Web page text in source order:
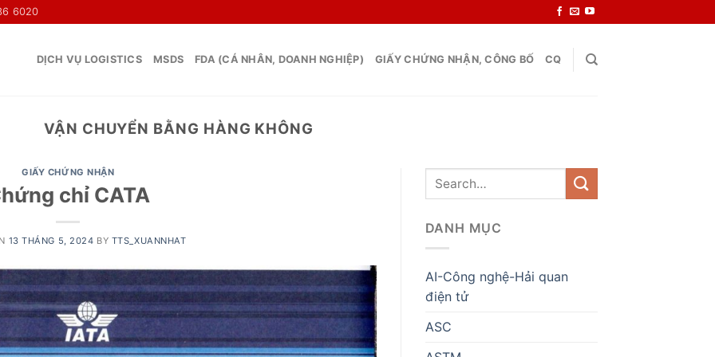
6020
DỊCH VỤ LOGISTICS MSDS FDA (CÁ NHÂN, DOANH NGHIỆP) GIẤY CHỨNG NHẬN, CÔNG BỐ CQ
VẬN CHUYỂN BẰNG HÀNG KHÔNG
GIẤY CHỨNG NHẬN
chỉ CATA
13 THÁNG 5, 2024 BY TTS_XUANNHAT
DANH MỤC
AI-Công nghệ-Hải quan
điện tử
ASC